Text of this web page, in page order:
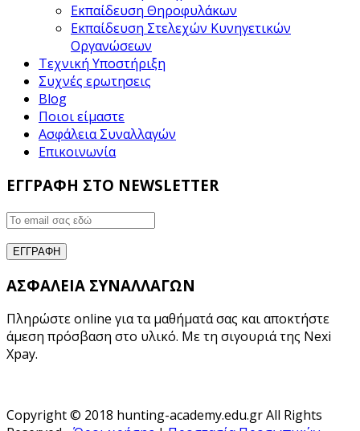
Εκπαίδευση Θηροφυλάκων
Εκπαίδευση Στελεχών Κυνηγετικών
Οργανώσεων
Τεχνική Υποστήριξη
Συχνές ερωτησεις
Blog
Ποιοι είμαστε
Ασφάλεια Συναλλαγών
Επικοινωνία
ΕΓΓΡΑΦΗ ΣΤΟ NEWSLETTER
ΑΣΦΑΛΕΙΑ ΣΥΝΑΛΛΑΓΩΝ
Πληρώστε online για τα μαθήματά σας και αποκτήστε
άμεση πρόσβαση στο υλικό. Με τη σιγουριά της Nexi
Xpay.
Copyright © 2018 hunting-academy.edu.gr All Rights